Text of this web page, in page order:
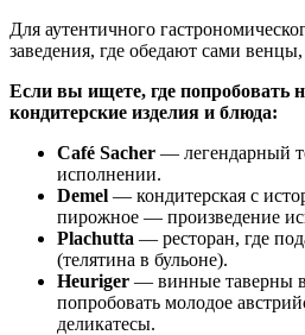
Для аутентичного
заведения, где обедают сами
Если вы ищете, где попробовать
кондитерские изделия и блюда:
Café Sacher — легендарный
исполнении.
Demel — кондитерская с
пирожное — произведение
Plachutta — ресторан, где
(телятина в бульоне).
Heuriger — винные таверны
попробовать молодое
деликатесы.